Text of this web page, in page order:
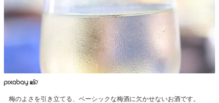
梅のよさを引き立てる、ベーシックな梅酒に欠かせないお酒です。